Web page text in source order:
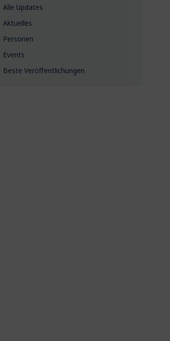
Alle Updates
Aktuelles
Personen
Events
Beste Veröffentlichungen